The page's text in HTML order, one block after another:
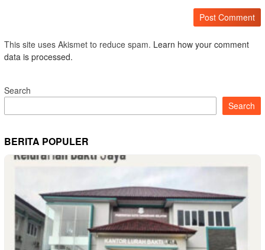
This site uses Akismet to reduce spam. Learn how your comment
data is processed.
Search
Search
BERITA POPULER